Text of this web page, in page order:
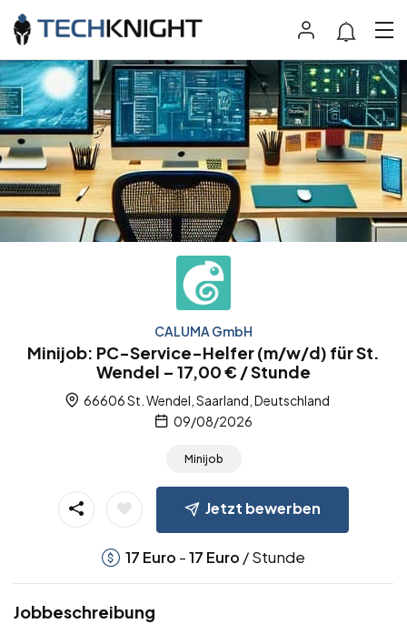
CALUMA GmbH
Minijob: PC-Service-Helfer (m/w/d) für St.
Wendel – 17,00 € / Stunde
66606 St. Wendel, Saarland, Deutschland
09/08/2026
Minijob
Jetzt bewerben
17 Euro -17 Euro / Stunde
Jobbeschreibung